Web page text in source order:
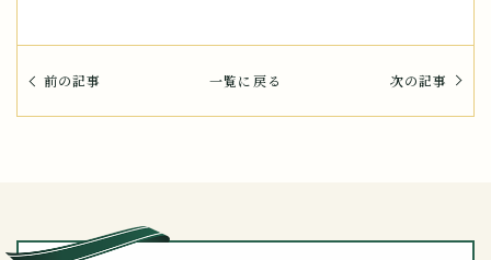
前の記事 一覧に戻る 次の記事